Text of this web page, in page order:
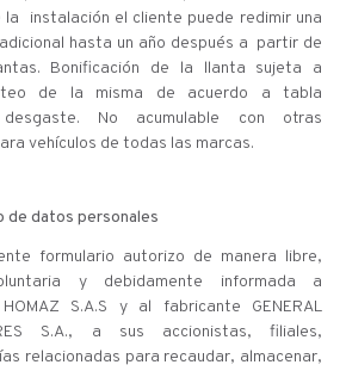
la instalación el cliente puede redimir una
hasta un año después a partir de
Bonificación de la llanta sujeta a
de la misma de acuerdo a tabla
No acumulable con otras
vehículos de todas las marcas.
de datos personales
formulario autorizo de manera libre,
y debidamente informada a
HOMAZ S.A.S y al fabricante GENERAL
S.A., a sus accionistas, filiales,
relacionadas para recaudar, almacenar,